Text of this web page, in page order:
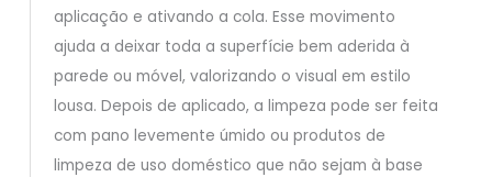
aplicação e ativando a cola. Esse movimento
ajuda a deixar toda a superfície bem aderida à
parede ou móvel, valorizando o visual em estilo
lousa. Depois de aplicado, a limpeza pode ser feita
com pano levemente úmido ou produtos de
limpeza de uso doméstico que não sejam à base